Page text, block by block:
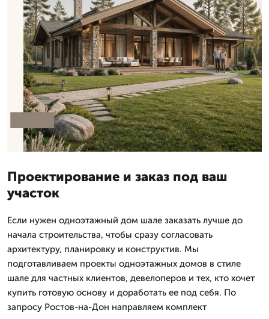
Проектирование и заказ под ваш
участок
Если нужен одноэтажный дом шале заказать лучше до
начала строительства, чтобы сразу согласовать
архитектуру, планировку и конструктив. Мы
подготавливаем проекты одноэтажных домов в стиле
шале для частных клиентов, девелоперов и тех, кто хочет
купить готовую основу и доработать ее под себя. По
запросу Ростов-на-Дон направляем комплект